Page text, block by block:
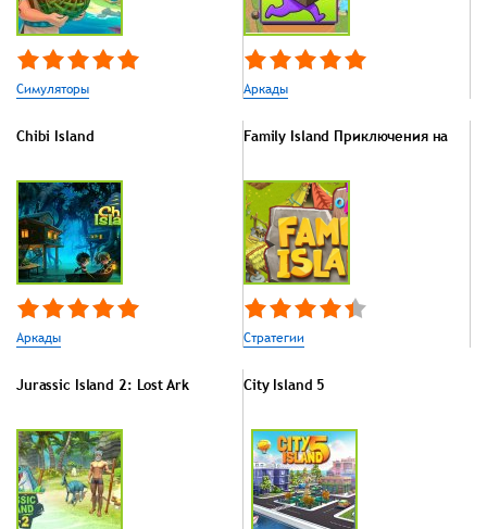
Симуляторы Аркады
Chibi Island
Аркады
Family Island Приключения на
Стратегии
Jurassic Island 2: Lost Ark City Island 5